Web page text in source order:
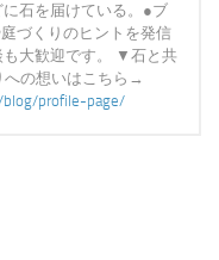
石を届けている。●ブ
づくりのヒントを発信
も大歓迎です。 ▼石と共
への想いはこちら→
profile-page/